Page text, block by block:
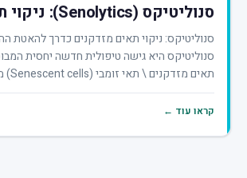
סנוליטיקס (Senolytics): ניקוי תאי זומבי
סנוליטיקס: ניקוי תאים מזדקנים כדרך להאטת
סנוליטיקס היא גישה טיפולית חדשה יחסית
תאים מזדקנים \ תאי זומבי (Senescent cells) מ...
קראו עוד ←